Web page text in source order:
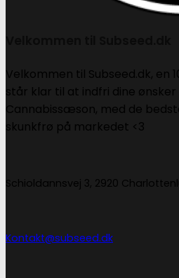
Velkommen til Subseed.dk, en
står klar til at indfri dine
Cannabissæson, med de
skunkfrø på markedet <3
Schioldannsvej 3, 2920
Kontakt@subseed.dk